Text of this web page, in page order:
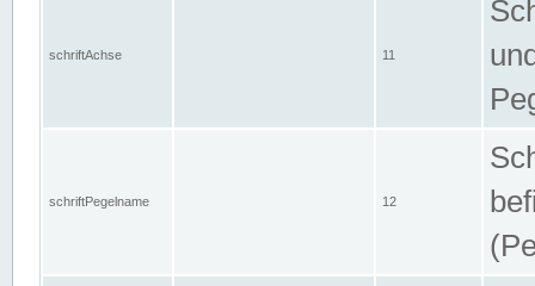
schriftAchse 11
schriftPegelname 12